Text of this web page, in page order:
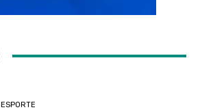
ESPORTE